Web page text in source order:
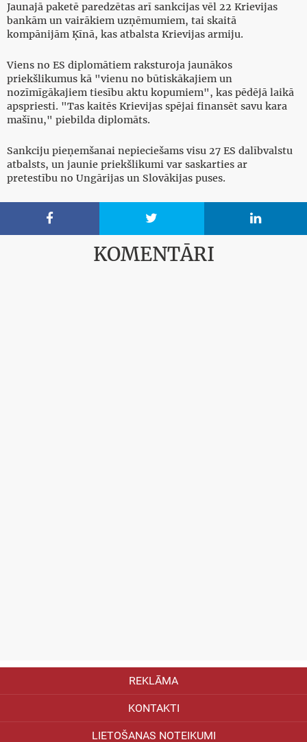
Jaunajā paketē paredzētas arī sankcijas vēl 22 Krievijas
bankām un vairākiem uzņēmumiem, tai skaitā
kompānijām Ķīnā, kas atbalsta Krievijas armiju.
Viens no ES diplomātiem raksturoja jaunākos
priekšlikumus kā "vienu no būtiskākajiem un
nozīmīgākajiem tiesību aktu kopumiem", kas pēdējā laikā
apspriesti. "Tas kaitēs Krievijas spējai finansēt savu kara
mašīnu," piebilda diplomāts.
Sankciju pieņemšanai nepieciešams visu 27 ES dalībvalstu
atbalsts, un jaunie priekšlikumi var saskarties ar
pretestību no Ungārijas un Slovākijas puses.
  
KOMENTĀRI
REKLĀMA
KONTAKTI
LIETOŠANAS NOTEIKUMI